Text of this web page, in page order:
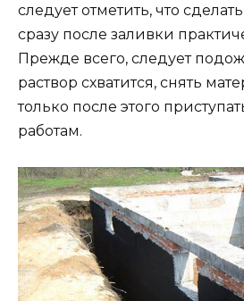
следует отметить, что
сразу после заливки
Прежде всего, следует
раствор схватится, снять
только после этого
работам.